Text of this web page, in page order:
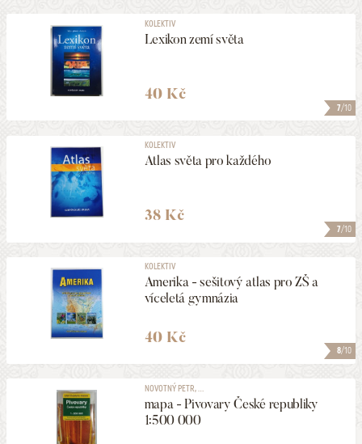
7/10
KOLEKTIV
Lexikon zemí světa
40 Kč
7/10
KOLEKTIV
Atlas světa pro každého
38 Kč
8/10
KOLEKTIV
Amerika - sešitový atlas pro ZŠ a
víceletá gymnázia
40 Kč
NOVOTNÝ PETR, ...
mapa - Pivovary České republiky
1:500 000